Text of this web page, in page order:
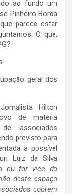
ao fundo um
Pinheiro Borda
parece estar
O que,
geral dos
Hilton
de matéria
associados
previsto para
a possível
Luiz da Silva
eu for vice do
deste espaço
cobrem